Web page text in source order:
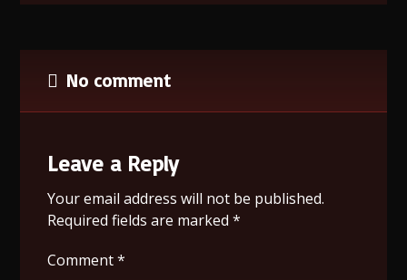
No comment
Leave a Reply
Your email address will not be published.
Required fields are marked*
Comment*